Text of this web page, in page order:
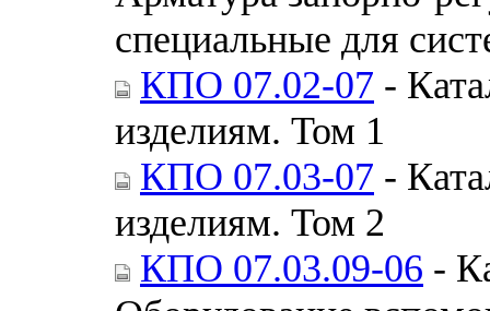
специальные для
КПО 07.02-07 -
изделиям. Том 1
КПО 07.03-07 -
изделиям. Том 2
КПО 07.03.09-06 -